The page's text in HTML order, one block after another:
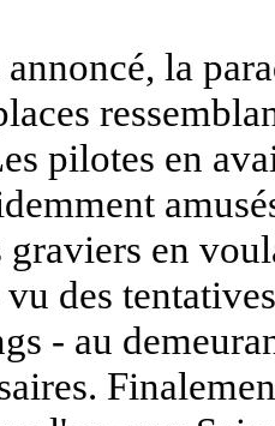
la
pilotes en
graviers en
des
- au